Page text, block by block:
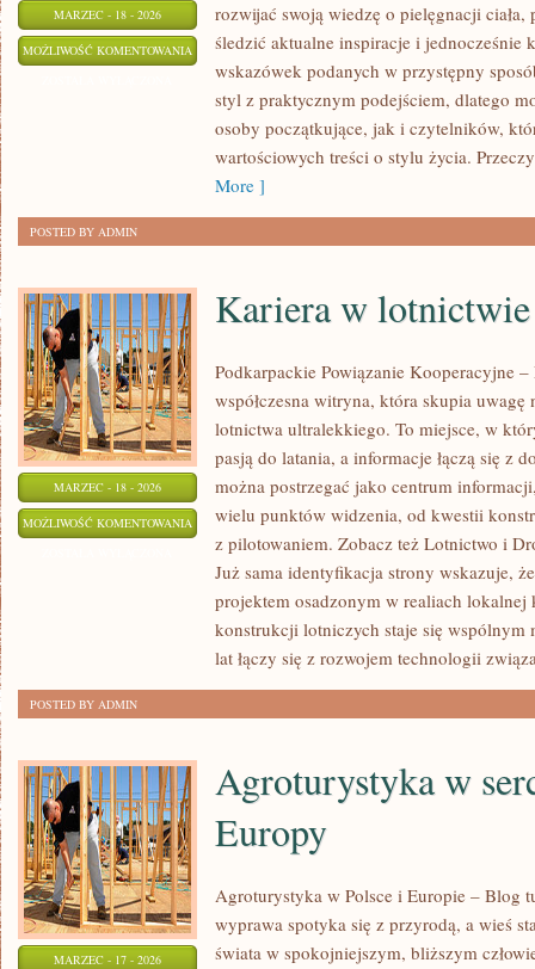
MARZEC - 18 - 2026
MOŻLIWOŚĆ KOMENTOWANIA NOWOŚCI
KOSMETYCZNE
rozwijać swoją wiedzę o pielęgnacji
śledzić aktualne inspiracje i jednocześnie
wskazówek podanych w przystępny
styl z praktycznym podejściem, dlatego
osoby początkujące, jak i czytelników,
wartościowych treści o stylu życia.
More ]
POSTED BY ADMIN
MARZEC - 18 - 2026
MOŻLIWOŚĆ KOMENTOWANIA KARIERA
LOTNICTWIE
Kariera w lotnictwie
Podkarpackie Powiązanie Kooperacyjne
współczesna witryna, która skupia
lotnictwa ultralekkiego. To miejsce, w
pasją do latania, a informacje łączą się z
można postrzegać jako centrum
wielu punktów widzenia, od kwestii
z pilotowaniem. Zobacz też Lotnictwo i
Już sama identyfikacja strony wskazuje,
projektem osadzonym w realiach
konstrukcji lotniczych staje się wspólnym
lat łączy się z rozwojem technologii
POSTED BY ADMIN
MARZEC - 17 - 2026
Agroturystyka w
Europy
Agroturystyka w Polsce i Europie – Blog
wyprawa spotyka się z przyrodą, a wieś
świata w spokojniejszym, bliższym